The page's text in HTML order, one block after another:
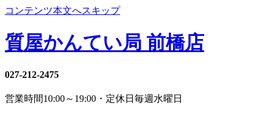
コンテンツ本文へスキップ
質屋かんてい局 前橋店
027-212-2475
営業時間10:00～19:00・定休日 毎週水曜日